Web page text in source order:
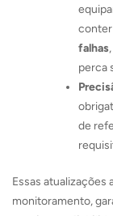
conter
falhas
perca
de
Essas atualizações
monitoramento,